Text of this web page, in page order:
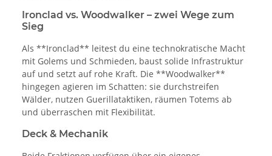
Ironclad vs. Woodwalker – zwei Wege zum
Sieg
Als **Ironclad** leitest du eine technokratische Macht
mit Golems und Schmieden, baust solide Infrastruktur
auf und setzt auf rohe Kraft. Die **Woodwalker**
hingegen agieren im Schatten: sie durchstreifen
Wälder, nutzen Guerillataktiken, räumen Totems ab
und überraschen mit Flexibilität.
Deck & Mechanik